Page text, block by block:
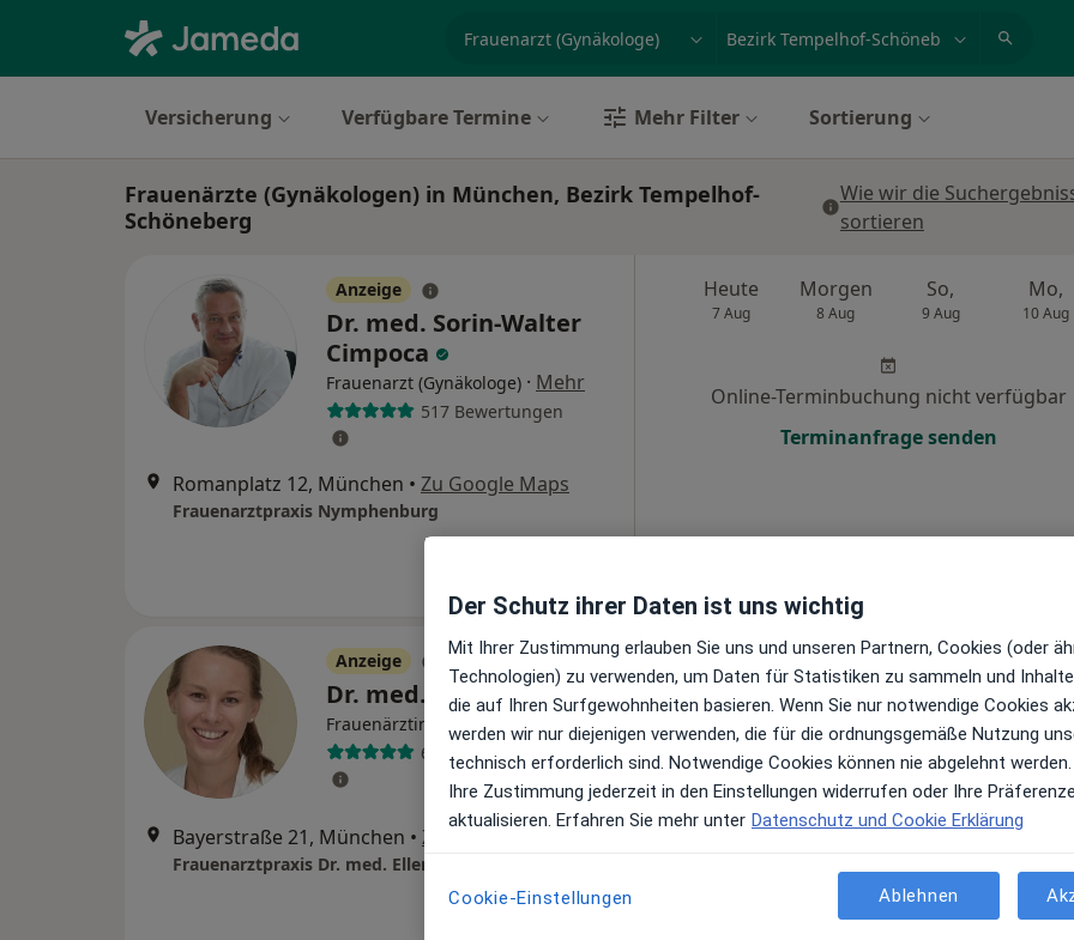
Versicherung Verfügbare Termine Mehr Filter Sortierung
Frauenärzte (Gynäkologen) in München, Bezirk Tempelhof-
Schöneberg
Wie wir die
sortieren
Anzeige
Dr. med. Sorin-Walter
Cimpoca
Frauenarzt (Gynäkologe) · Mehr
517 Bewertungen
Romanplatz 12, München • Zu Google Maps
Frauenarztpraxis Nymphenburg
Heute
7 Aug
Morgen
8 Aug
So,
9 Aug
Mo,
10 Aug
Online-Terminbuchung nicht verfügbar
Terminanfrage senden
Anzeige
Dr. med. Ellen Hahn
Frauenärztin (Gynäkologin) Mehr
63 Bewertungen
Bayerstraße 21, München • Zu Google Maps
Heute
7 Aug
Morgen
8 Aug
So,
9 Aug
Mo,
10 Aug
Online-Terminbuchung nicht verfügbar
Terminanfrage senden
Der Schutz ihrer Daten ist uns wichtig
Mit Ihrer Zustimmung erlauben Sie uns und unseren Partnern, Cookies (oder
Technologien) zu verwenden, um Daten für Statistiken zu sammeln und
die auf Ihren Surfgewohnheiten basieren. Wenn Sie nur notwendige Cookies
werden wir nur diejenigen verwenden, die für die ordnungsgemäße Nutzung
technisch erforderlich sind. Notwendige Cookies können nie abgelehnt werden.
Ihre Zustimmung jederzeit in den Einstellungen widerrufen oder Ihre
aktualisieren. Erfahren Sie mehr unter Datenschutz und Cookie Erklärung
Cookie-Einstellungen Ablehnen